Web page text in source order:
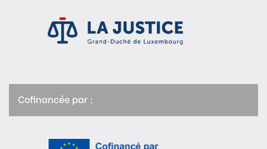
Cofinancée par :